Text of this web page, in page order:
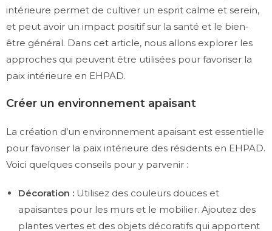
intérieure permet de cultiver un esprit calme et serein,
et peut avoir un impact positif sur la santé et le bien-
être général. Dans cet article, nous allons explorer les
approches qui peuvent être utilisées pour favoriser la
paix intérieure en EHPAD.
Créer un environnement apaisant
La création d’un environnement apaisant est essentielle
pour favoriser la paix intérieure des résidents en EHPAD.
Voici quelques conseils pour y parvenir :
Décoration : Utilisez des couleurs douces et
apaisantes pour les murs et le mobilier. Ajoutez des
plantes vertes et des objets décoratifs qui apportent